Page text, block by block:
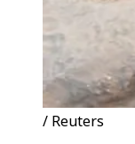
/ Reuters